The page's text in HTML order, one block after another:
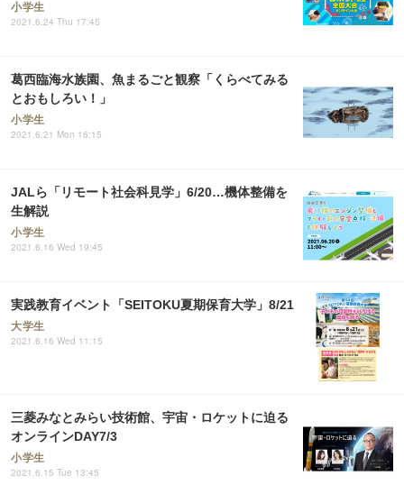
小学生
2021.6.24 Thu 17:45
葛西臨海水族園、魚まるごと観察「くらべてみる
とおもしろい！」
小学生
2021.6.21 Mon 16:15
JALら「リモート社会科見学」6/20…機体整備を
生解説
小学生
2021.6.16 Wed 19:45
実践教育イベント「SEITOKU夏期保育大学」8/21
大学生
2021.6.16 Wed 11:15
三菱みなとみらい技術館、宇宙・ロケットに迫る
オンラインDAY7/3
小学生
2021.6.15 Tue 13:45